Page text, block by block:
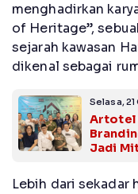
menghadirkan
of Heritage”,
sejarah kawasan
dikenal sebagai
Selasa, 21
Artotel
Jadi
Lebih dari